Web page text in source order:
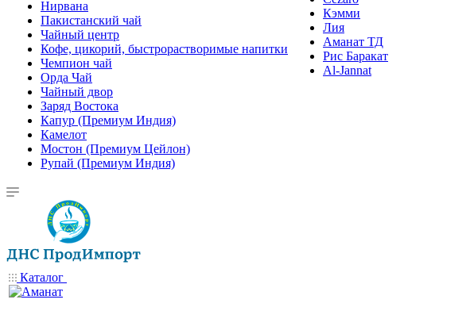
Нирвана
Пакистанский чай
Чайный центр
Кофе, цикорий, быстрорастворимые напитки
Чемпион чай
Орда Чай
Чайный двор
Заряд Востока
Капур (Премиум Индия)
Камелот
Мостон (Премиум Цейлон)
Рупай (Премиум Индия)
Кэмми
Лия
Аманат ТД
Рис Баракат
Al-Jannat
Каталог